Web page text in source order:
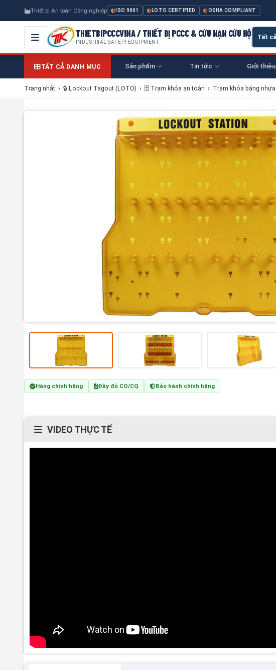
Thiết bị An toàn Công nghiệp ISO 9001 LOTO CERTIFIED OSHA COMPLIANT
THIETBIPCCCVINA / THIẾT BỊ PCCC & CỨU NẠN CỨU HỘ
INDUSTRIAL SAFETY EQUIPMENT
TẤT CẢ DANH MỤC Sản phẩm Tin tức Giới thiệu
Trang nhất › 🔒 Lockout Tagout (LOTO) › 🗄 Trạm khóa an toàn › Trạm khóa bằng nhựa
Hàng chính hãng Đầy đủ CO/CQ Bảo hành chính hãng
VIDEO THỰC TẾ